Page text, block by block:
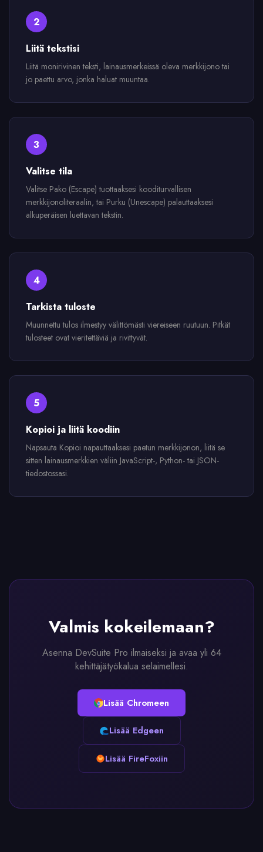
2
Liitä tekstisi
Liitä monirivinen teksti, lainausmerkeissä oleva merkkijono tai
jo paettu arvo, jonka haluat muuntaa.
3
Valitse tila
Valitse Pako (Escape) tuottaaksesi kooditurvallisen
merkkijonoliteraalin, tai Purku (Unescape) palauttaaksesi
alkuperäisen luettavan tekstin.
4
Tarkista tuloste
Muunnettu tulos ilmestyy välittömästi viereiseen ruutuun. Pitkät
tulosteet ovat vieritettäviä ja rivittyvät.
5
Kopioi ja liitä koodiin
Napsauta Kopioi napauttaaksesi paetun merkkijonon, liitä se
sitten lainausmerkkien väliin JavaScript-, Python- tai JSON-
tiedostossasi.
Valmis kokeilemaan?
Asenna DevSuite Pro ilmaiseksi ja avaa yli 64
kehittäjätyökalua selaimellesi.
Lisää Chromeen
Lisää Edgeen
Lisää FireFoxiin